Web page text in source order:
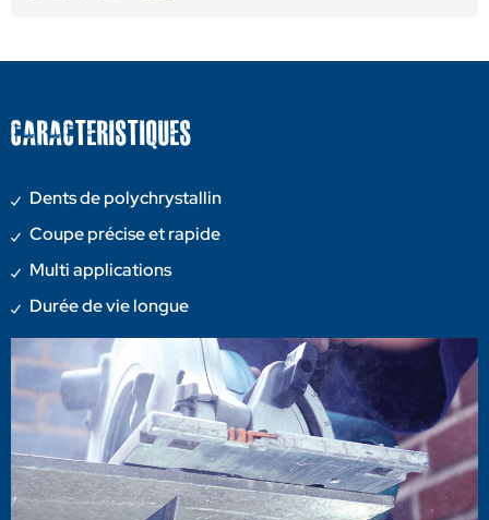
CARACTERISTIQUES
Dents de polychrystallin
Coupe précise et rapide
Multi applications
Durée de vie longue